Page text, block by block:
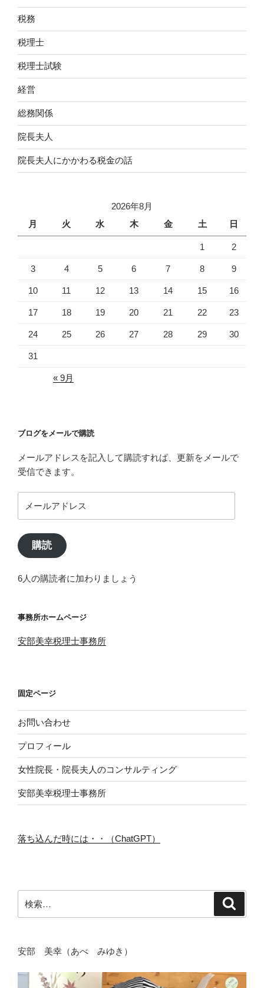
税務
税理士
税理士試験
経営
総務関係
院長夫人
院長夫人にかかわる税金の話
2026年8月
月
火 水 木 金 土 日
1 2
3 4 5 6 7 8 9
10 11 12 13 14 15 16
17 18 19 20 21 22 23
24 25 26 27 28 29 30
31
« 9月
ブログをメールで購読
メールアドレスを記入して購読すれば、更新をメールで
受信できます。
ー
ア
ド
ス
購読
6人の購読者に加わりましょう
事務所ホームページ
安部美幸税理士事務所
固定ページ
お問い合わせ
プロフィール
女性院長・院長夫人のコンサルティング
安部美幸税理士事務所
落ち込んだ時には・・（ChatGPT）
索:
安部 美幸（あべ みゆき）